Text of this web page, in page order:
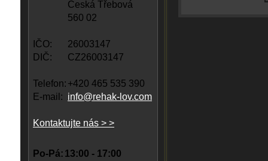
Česká Třebová
560 02
IČO:
26003147
DIČ:
CZ26003147
Telefon: +420 465 535 390
E-mail: info@rehak-lov.com
Kontaktujte nás > >
Po-Pá: 13:00 - 17:00